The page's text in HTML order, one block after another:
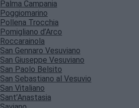
Palma Campania
Poggiomarino
Pollena Trocchia
Pomigliano d’Arco
Roccarainola
San Gennaro Vesuviano
San Giuseppe Vesuviano
San Paolo Belsito
San Sebastiano al Vesuvio
San Vitaliano
Sant’Anastasia